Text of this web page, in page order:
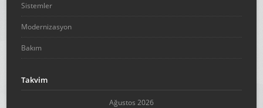
Sistemler
Modernizasyon
Bakım
Takvim
Ağustos 2026